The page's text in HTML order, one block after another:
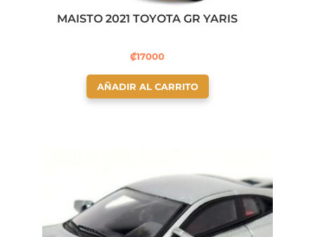
MAISTO 2021 TOYOTA GR YARIS
₡17000
AÑADIR AL CARRITO